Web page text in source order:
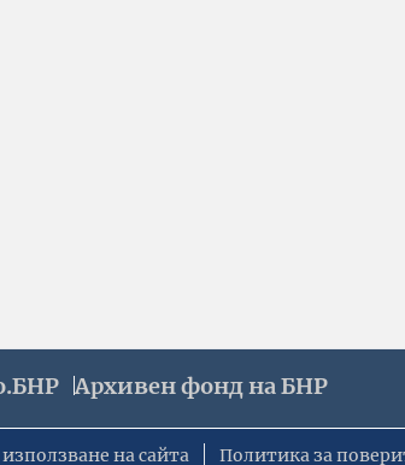
Архивен фонд на БНР
на сайта Политика за